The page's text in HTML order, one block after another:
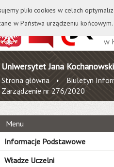
Kontakt
Uniwersytet Jana
Strona główna Biuletyn
Zarządzenie nr 276/2020
Menu
Informacje Podstawowe
Władze Uczelni
pliki cookies w celach
w Państwa urządzeniu